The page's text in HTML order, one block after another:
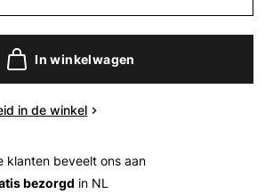
In winkelwagen
in de winkel
klanten beveelt ons aan
bezorgd in NL